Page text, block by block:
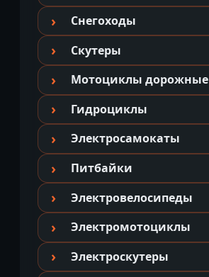
Снегоходы
Скутеры
Мотоциклы дорожные
Гидроциклы
Электросамокаты
Питбайки
Электровелосипеды
Электромотоциклы
Электроскутеры